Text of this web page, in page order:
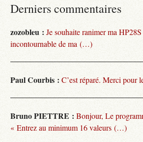
Derniers commentaires
zozobleu : Je souhaite ranimer ma
incontournable de ma (…)
Paul Courbis : C’est réparé. Merci pour
Bruno PIETTRE : Bonjour, Le
« Entrez au minimum 16 valeurs (…)